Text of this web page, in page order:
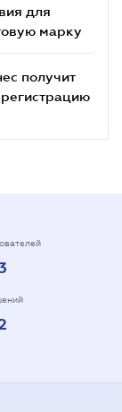
для
марку
получит